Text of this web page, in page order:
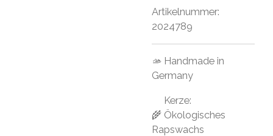
Artikelnummer:
2024789
🫴 Handmade in
Germany
Kerze:
🌾 Ökologisches
Rapswachs